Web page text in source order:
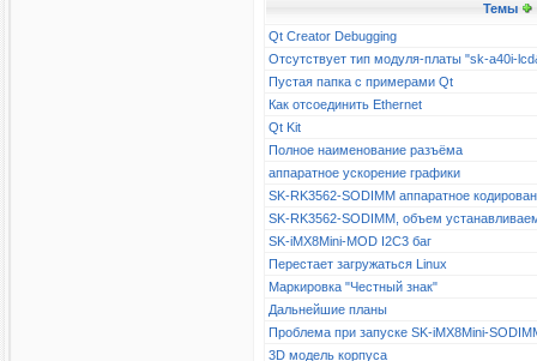
Темы
Qt Creator Debugging
Отсутствует тип модуля-платы "sk-a40i-
Пустая папка с примерами Qt
Как отсоединить Ethernet
Qt Kit
Полное наименование разъёма
аппаратное ускорение графики
SK-RK3562-SODIMM аппаратное
SK-RK3562-SODIMM, объем
SK-iMX8Mini-MOD I2C3 баг
Перестает загружаться Linux
Маркировка "Честный знак"
Дальнейшие планы
Проблема при запуске SK-iMX8Mini-
3D модель корпуса